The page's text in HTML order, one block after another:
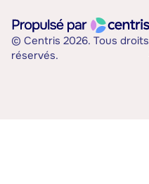
© Centris 2026. Tous droits
réservés.